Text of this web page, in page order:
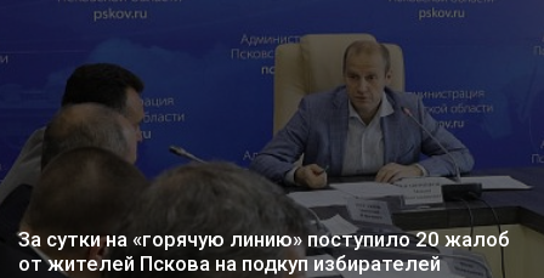
За сутки на «горячую линию» поступило 20 жалоб
от жителей Пскова на подкуп избирателей